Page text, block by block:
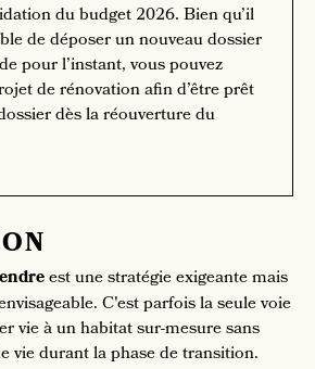
du budget 2026. Bien qu’il
de déposer un nouveau dossier
pour l’instant, vous pouvez
de rénovation afin d’être prêt
dès la réouverture du
est une stratégie exigeante mais
C'est parfois la seule voie
vie à un habitat sur-mesure sans
vie durant la phase de transition.